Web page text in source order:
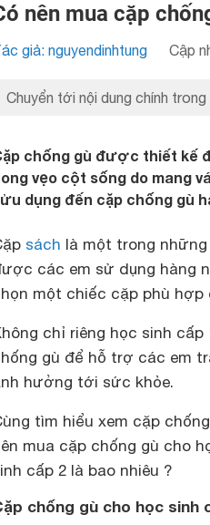
nên mua cặp
giả: nguyendinhtung Cập
Chuyển tới nội dung chính trong
chống gù được thiết kế
vẹo cột sống do mang
dụng đến cặp chống gù
sách là một trong
các em sử dụng hàng
một chiếc cặp phù
chỉ riêng học sinh
gù để hỗ trợ các em
hưởng tới sức khỏe.
tìm hiểu xem cặp
mua cặp chống gù cho
cấp 2 là bao nhiêu ?
chống gù cho học